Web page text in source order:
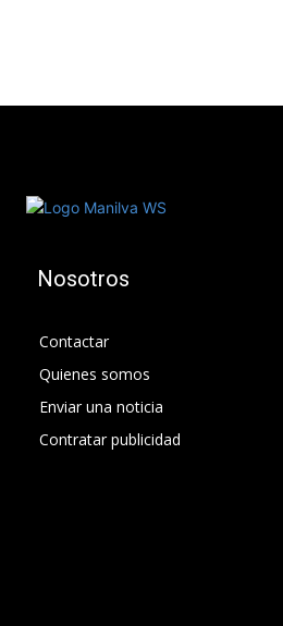
Nosotros
Contactar
Quienes somos
Enviar una noticia
Contratar publicidad